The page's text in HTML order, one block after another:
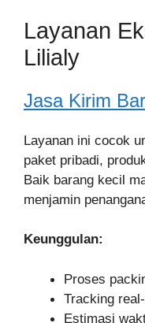
Layanan
Lilialy
Jasa Kirim
Layanan ini cocok
paket pribadi,
Baik barang kecil
menjamin
Keunggulan:
Proses
Tracking
Estimasi